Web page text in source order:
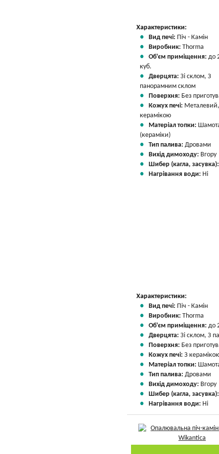
Характеристики:
Вид печі: Піч - Камін
Виробник: Thorma
Об'єм приміщення: до
куб.
Дверцята: Зі склом, З
панорамним склом
Поверхня: Без
Кожух печі:
керамікою
Матеріал топки:
(кераміки)
Тип палива: Дровами
Вихід димоходу: Вгору
Шибер (кагла,
Нагрівання води: Ні
Характеристики:
Вид печі: Піч - Камін
Виробник: Thorma
Об'єм приміщення: до
Дверцята: Зі склом, З
Поверхня: Без
Кожух печі: З
Матеріал топки:
Тип палива: Дровами
Вихід димоходу: Вгору
Шибер (кагла,
Нагрівання води: Ні